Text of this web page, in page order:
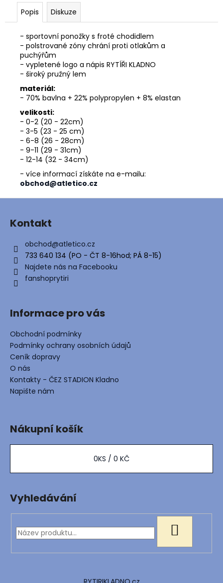
Popis Diskuze
- sportovní ponožky s froté chodidlem
- polstrované zóny chrání proti otlakům a
puchýřům
- vypletené logo a nápis RYTÍŘI KLADNO
- široký pružný lem
materiál:
- 70% bavlna + 22% polypropylen + 8% elastan
velikosti:
- 0-2 (20 - 22cm)
- 3-5 (23 - 25 cm)
- 6-8 (26 - 28cm)
- 9-11 (29 - 31cm)
- 12-14 (32 - 34cm)
- více informací získáte na e-mailu:
obchod@atletico.cz
Z
Kontakt
obchod@atletico.cz
733 640 134 (PO - ČT 8-16hod; PÁ 8-15)
Najdete nás na Facebooku
fanshoprytiri
Informace pro vás
Obchodní podmínky
Podmínky ochrany osobních údajů
Ceník dopravy
O nás
Kontakty - ČEZ STADION Kladno
Napište nám
Nákupní košík
0KS / 0 KČ
Vyhledávání